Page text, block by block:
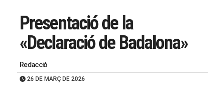
Presentació de la
«Declaració de Badalona»
Redacció
26 DE MARÇ DE 2026